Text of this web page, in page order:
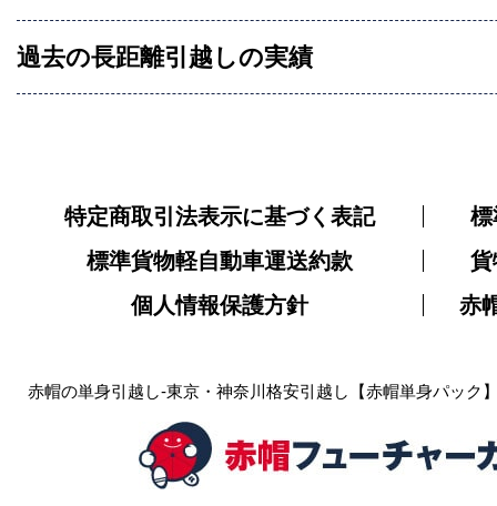
過去の長距離引越しの実績
特定商取引法表示に基づく表記
標
標準貨物軽自動車運送約款
貨
個人情報保護方針
赤
赤帽の単身引越し-東京・神奈川格安引越し【赤帽単身パック